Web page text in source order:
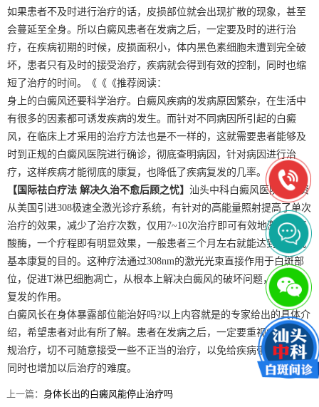
如果患者不及时进行治疗的话，皮损部位就会出现扩散的现象，甚至
会蔓延至全身。所以白癜风患者在发病之后，一定要及时的进行治
疗，在疾病初期的时候，皮损面积小，体内黑色素细胞未遭到完全破
坏，患者只有及时的接受治疗，疾病就会得到有效的控制，同时也缩
短了治疗的时间。《《《推荐阅读：
身上的白癜风还要科学治疗。白癜风疾病的发病原因繁杂，在生活中
有很多的因素都可诱发疾病的发生。而针对不同病因所引起的白癜
风，在临床上才采用的治疗方法也是不一样的，这就需要患者能够及
时到正规的白癜风医院进行确诊，彻底查明病因，针对病因进行治
疗，这样疾病才能彻底的康复，也降低了疾病复发的几率。
【国际祛白疗法 解决久治不愈后顾之忧】 汕头中科白癜风医院斥巨资
从美国引进308极速全激光诊疗系统，有针对的高能量照射提高了单次
治疗的效果，减少了治疗次数，仅用7~10次治疗即可有效地激活酪氨
酸酶，一个疗程即有明显效果，一般患者三个月左右就能达到康复或
基本康复的目的。这种疗法通过308nm的激光光束直接作用于白斑部
位，促进T淋巴细胞凋亡，从根本上解决白癜风的破坏问题，具有抗
复发的作用。
白癜风长在身体暴露部位能治好吗?以上内容就是的专家给出的具体介
绍，希望患者对此有所了解。患者在发病之后，一定要重视疾病的正
规治疗，切不可随意接受一些不正当的治疗，以免给疾病带来危害，
同时也增加以后治疗的难度。
上一篇： 身体长出的白癜风能停止治疗吗